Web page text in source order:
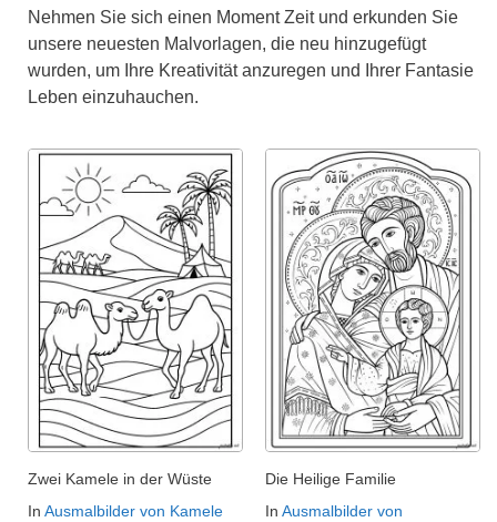
Nehmen Sie sich einen Moment Zeit und erkunden Sie
unsere neuesten Malvorlagen, die neu hinzugefügt
wurden, um Ihre Kreativität anzuregen und Ihrer Fantasie
Leben einzuhauchen.
Zwei Kamele in der Wüste
In Ausmalbilder von Kamele
Die Heilige Familie
In Ausmalbilder von